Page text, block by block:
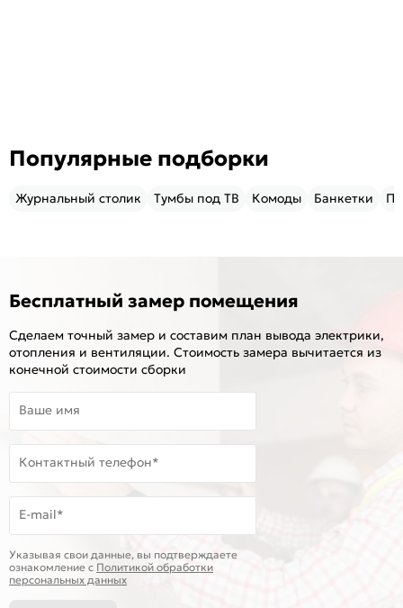
Популярные подборки
Журнальный столик Тумбы под ТВ Комоды Банкетки
Бесплатный замер помещения
Сделаем точный замер и составим план вывода электрики,
отопления и вентиляции. Стоимость замера вычитается из
конечной стоимости сборки
Ваше имя
Контактный телефон*
E-mail*
Указывая свои данные, вы подтверждаете
ознакомление c Политикой обработки
персональных данных